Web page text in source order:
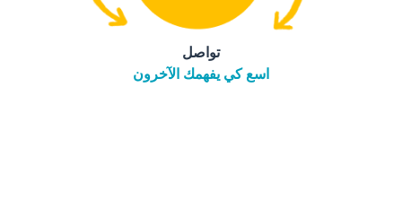
تواصل
اسع كي يفهمك الآخرون